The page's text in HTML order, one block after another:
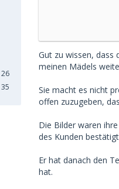
In ihrem Fall
hat. Das roch
persönlichen
26
35
Gut zu wissen, dass
meinen Mädels
Sie macht es nicht
offen zuzugeben,
Die Bilder waren
des Kunden
Er hat danach den
hat.